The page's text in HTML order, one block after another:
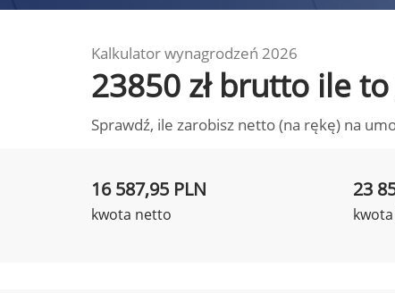
Kalkulator wynagrodzeń 2026
23850 zł brutto ile
Sprawdź, ile zarobisz netto (na rękę) na
16 587,95 PLN
kwota netto
23